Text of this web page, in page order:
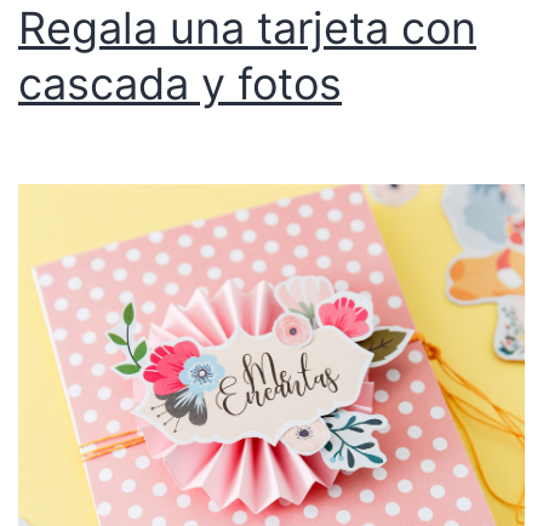
Regala una tarjeta con
cascada y fotos